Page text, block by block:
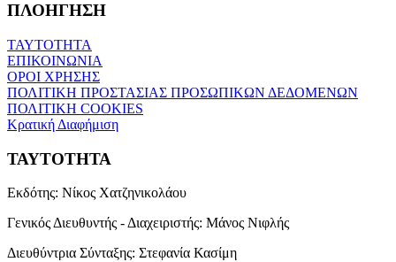
ΠΛΟΗΓΗΣΗ
ΤΑΥΤΟΤΗΤΑ
ΕΠΙΚΟΙΝΩΝΙΑ
ΟΡΟΙ ΧΡΗΣΗΣ
ΠΟΛΙΤΙΚΗ ΠΡΟΣΤΑΣΙΑΣ ΠΡΟΣΩΠΙΚΩΝ ΔΕΔΟΜΕΝΩΝ
ΠΟΛΙΤΙΚΗ COOKIES
Κρατική Διαφήμιση
ΤΑΥΤΟΤΗΤΑ
Εκδότης: Νίκος Χατζηνικολάου
Γενικός Διευθυντής - Διαχειριστής: Μάνος Νιφλής
Διευθύντρια Σύνταξης: Στεφανία Κασίμη